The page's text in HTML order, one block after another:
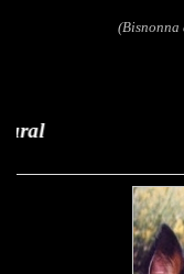
(Bisnonna